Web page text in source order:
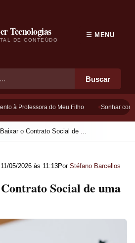
Tecnologias
DE CONTEÚDO
Buscar
☰ MENU
à Professora do Meu Filho Sonhar com
o Contrato Social de ...
11/05/2026 às 11:13Por Stéfano Barcellos
Social de uma